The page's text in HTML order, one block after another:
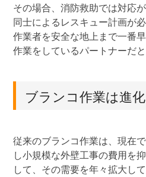
その場合、消防救助では対応
同士によるレスキュー計画が
作業者を安全な地上まで一番
作業をしているパートナーだと
ブランコ作業は進
従来のブランコ作業は、現在
し小規模な外壁工事の費用を
して、その需要を年々拡大して